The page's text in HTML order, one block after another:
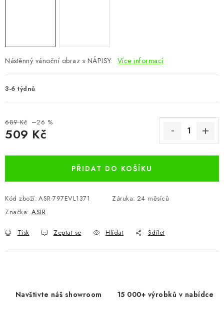
VÝPRODEJ
Vše o nákupu Info
Reklamace a odstoupení od smlouvy
Kontakty
Nástěnný vánoční obraz s NÁPISY. Více informací
3-6 týdnů
689 Kč –26 %
509 Kč
PŘIDAT DO KOŠÍKU
Kód zboží: ASR-797EVL1371 Záruka: 24 měsíců
Značka: ASIR
Tisk Zeptat se Hlídat Sdílet
Navštivte náš showroom 15 000+ výrobků v nabídce